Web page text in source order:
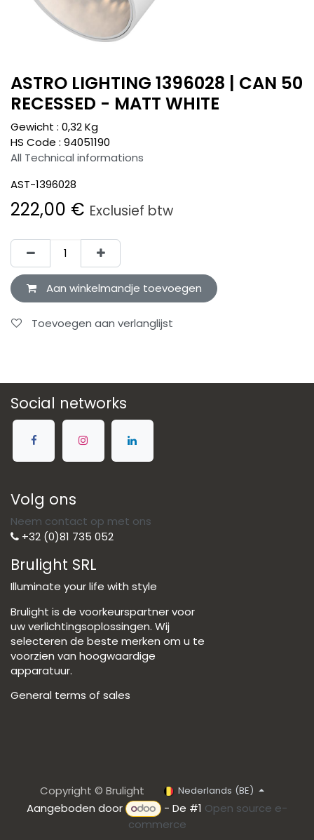
ASTRO LIGHTING 1396028 | CAN 50
RECESSED - MATT WHITE
Gewicht : 0,32Kg
HS Code : 94051190
All Technical informations
AST-1396028
222,00 € Exclusief btw
Aan winkelmandje toevoegen
Toevoegen aan verlanglijst
Social networks
Volg ons
Neem contact op met ons
+32 (0)81 735 052
Brulight SRL
Illuminate your life with style
Brulight is de voorkeurspartner voor
uw verlichtingsoplossingen. Wij
selecteren de beste merken om u te
voorzien van hoogwaardige
apparatuur.
General terms of sales
Copyright © Brulight Nederlands (BE)
Aangeboden door - De #1 Open source e-
commerce